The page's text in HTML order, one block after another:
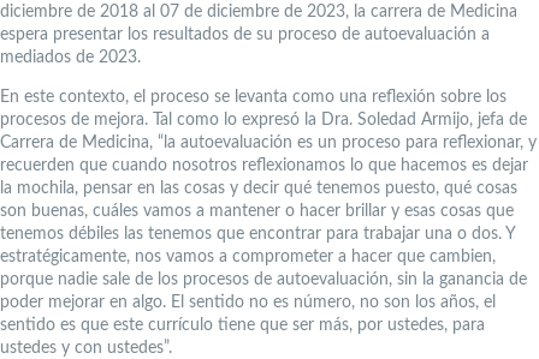
diciembre de 2018 al 07 de diciembre de 2023, la carrera de Medicina
espera presentar los resultados de su proceso de autoevaluación a
mediados de 2023.
En este contexto, el proceso se levanta como una reflexión sobre los
procesos de mejora. Tal como lo expresó la Dra. Soledad Armijo, jefa de
Carrera de Medicina, “la autoevaluación es un proceso para reflexionar, y
recuerden que cuando nosotros reflexionamos lo que hacemos es dejar
la mochila, pensar en las cosas y decir qué tenemos puesto, qué cosas
son buenas, cuáles vamos a mantener o hacer brillar y esas cosas que
tenemos débiles las tenemos que encontrar para trabajar una o dos. Y
estratégicamente, nos vamos a comprometer a hacer que cambien,
porque nadie sale de los procesos de autoevaluación, sin la ganancia de
poder mejorar en algo. El sentido no es número, no son los años, el
sentido es que este currículo tiene que ser más, por ustedes, para
ustedes y con ustedes”.